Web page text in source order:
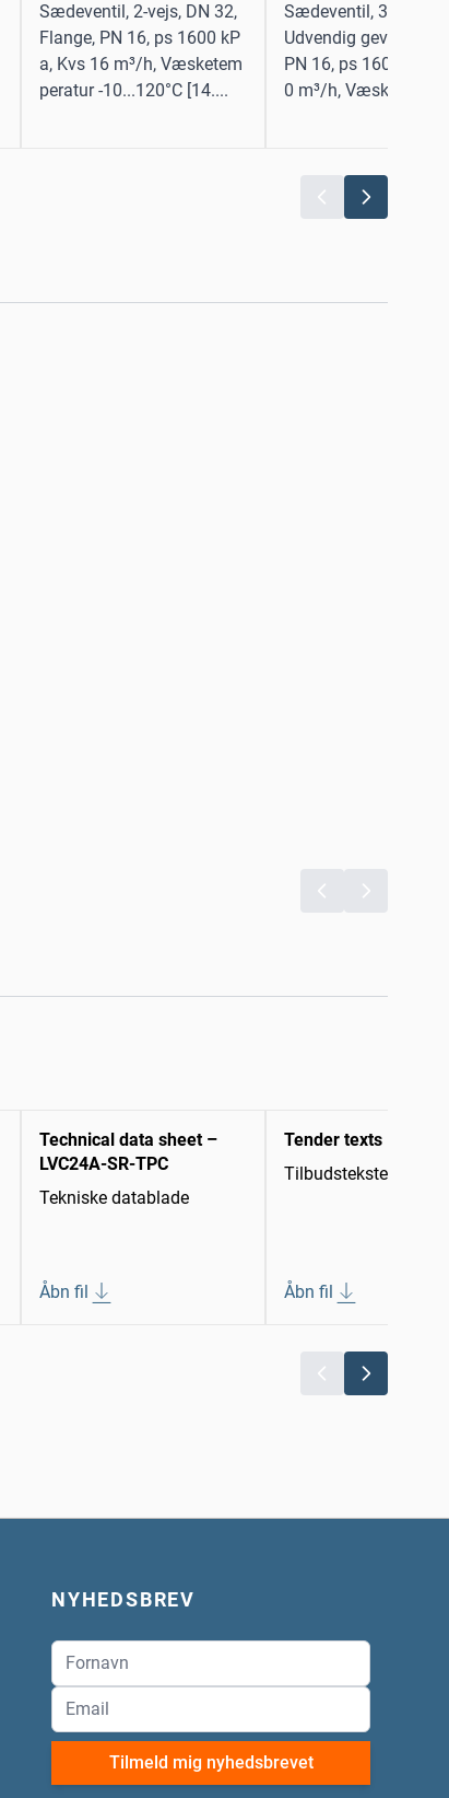
Sædeventil, 2-vejs, DN 32,
Flange, PN 16, ps 1600 kP
a, Kvs 16 m³/h, Væsketem
peratur -10...120°C [14....
Sædeventil, 3-vejs,
Udvendig gevind, G
PN 16, ps 1600 kPa,
0 m³/h,
Technical data sheet –
LVC24A-SR-TPC
Tekniske datablade
Åbn fil
Tender texts
Tilbudstekster
Åbn fil
NYHEDSBREV
Tilmeld mig nyhedsbrevet